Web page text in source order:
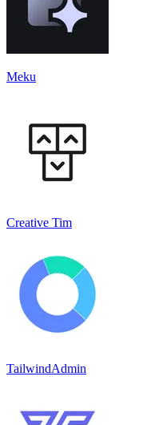
Meku
Creative Tim
TailwindAdmin